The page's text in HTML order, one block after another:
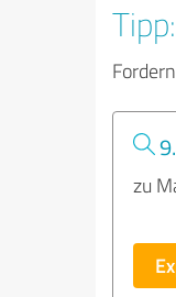
zu